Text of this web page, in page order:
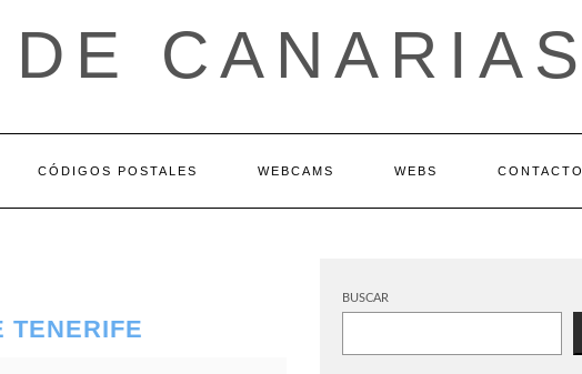
CANARIAS
CÓDIGOS POSTALES WEBCAMS WEBS CONTACTO
TENERIFE
BUSCAR